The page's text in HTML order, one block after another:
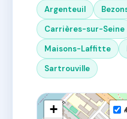
Argenteuil
Carrières-sur-Seine
Maisons-Laffitte
Sartrouville
+